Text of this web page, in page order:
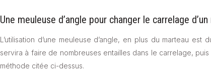
Une meuleuse d’angle pour changer le carrelage
L’utilisation d’une meuleuse d’angle, en plus du marteau
servira à faire de nombreuses entailles dans le carrelage,
méthode citée ci-dessus.